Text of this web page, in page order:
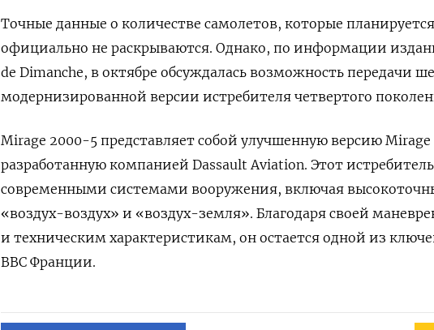
Точные данные о количестве самолетов, которые
официально не раскрываются. Однако, по информации
de Dimanche, в октябре обсуждалась возможность передачи
модернизированной версии истребителя четвертого
Mirage 2000-5 представляет собой улучшенную версию Mirage
разработанную компанией Dassault Aviation. Этот
современными системами вооружения, включая
«воздух-воздух» и «воздух-земля». Благодаря своей
и техническим характеристикам, он остается одной из
ВВС Франции.